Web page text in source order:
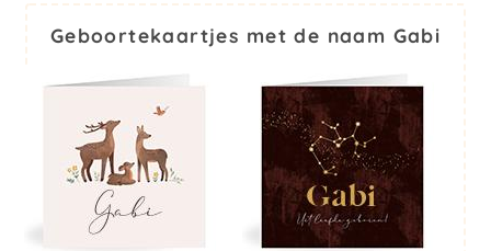
Geboortekaartjes met de naam Gabi